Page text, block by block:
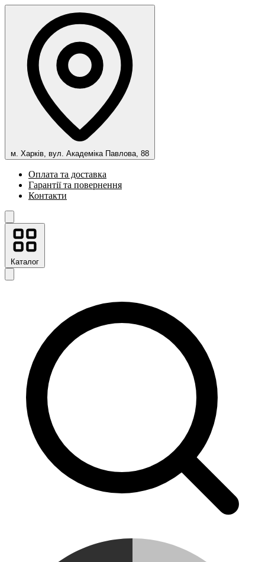
м. Харків, вул. Академіка Павлова, 88
Оплата та доставка
Гарантії та повернення
Контакти
Каталог